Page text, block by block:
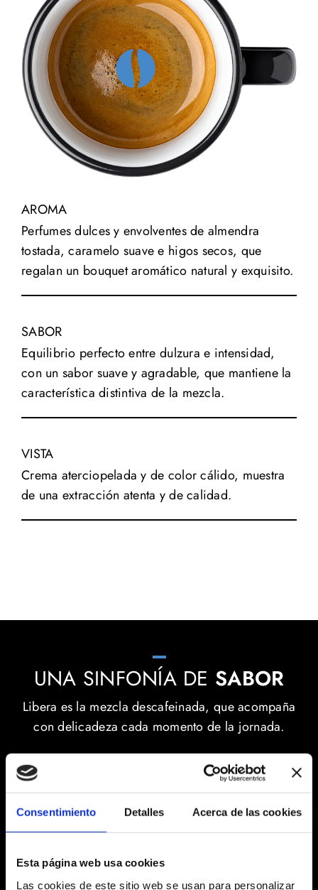
Consentimiento Detalles Acerca de las cookies
Esta página web usa cookies
Las cookies de este sitio web se usan para personalizar
AROMA
Perfumes dulces y envolventes de almendra
tostada, caramelo suave e higos secos, que
regalan un bouquet aromático natural y exquisito.
SABOR
Equilibrio perfecto entre dulzura e intensidad,
con un sabor suave y agradable, que mantiene la
característica distintiva de la mezcla.
VISTA
Crema aterciopelada y de color cálido, muestra
de una extracción atenta y de calidad.
UNA SINFONÍA DE SABOR
Libera es la mezcla descafeinada, que acompaña
con delicadeza cada momento de la jornada.
DESCUBRE NUESTRO SECRETO